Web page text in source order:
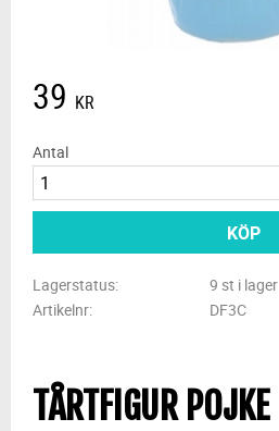
39 KR
Antal
KÖP
Lagerstatus
9 st i lager
Artikelnr
DF3C
TÅRTFIGUR POJKE